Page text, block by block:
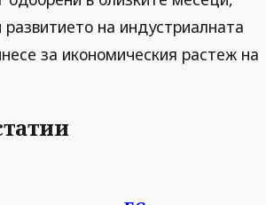
на индустриалната
за икономическия растеж на